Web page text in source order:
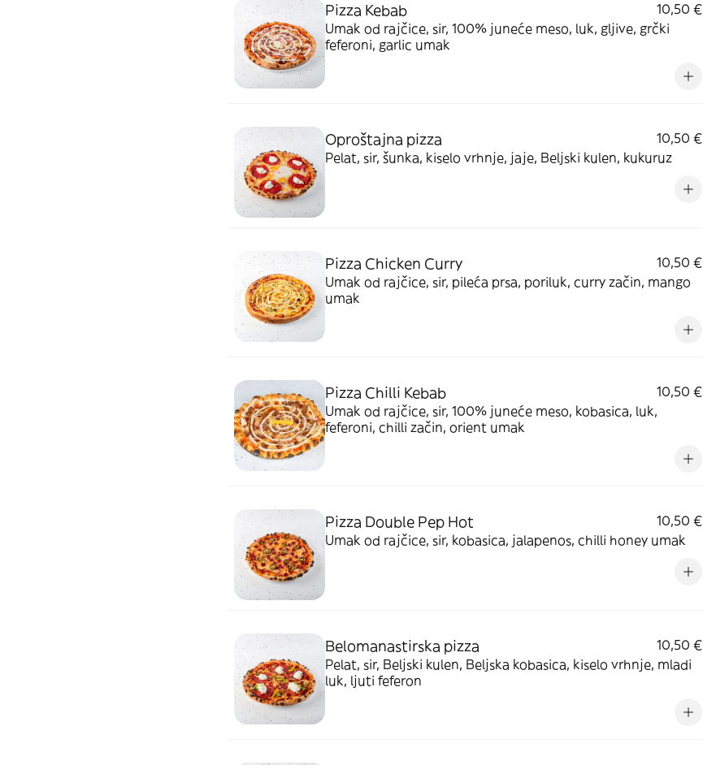
Pizza Kebab
10,50 €
Umak od rajčice, sir, 100% juneće meso, luk, gljive, grčki
feferoni, garlic umak
Oproštajna pizza
10,50 €
Pelat, sir, šunka, kiselo vrhnje, jaje, Beljski kulen, kukuruz
Pizza Chicken Curry
10,50 €
Umak od rajčice, sir, pileća prsa, poriluk, curry začin, mango
umak
Pizza Chilli Kebab
10,50 €
Umak od rajčice, sir, 100% juneće meso, kobasica, luk,
feferoni, chilli začin, orient umak
Pizza Double Pep Hot
10,50 €
Umak od rajčice, sir, kobasica, jalapenos, chilli honey umak
Belomanastirska pizza
10,50 €
Pelat, sir, Beljski kulen, Beljska kobasica, kiselo vrhnje, mladi
luk, ljuti feferon